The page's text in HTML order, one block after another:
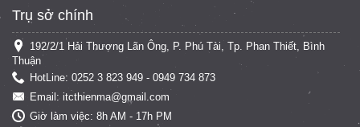
Trụ sở chính
192/2/1 Hải Thượng Lãn Ông, P. Phú Tài, Tp. Phan Thiết, Bình
Thuận
HotLine: 0252 3 823 949 - 0949 734 873
Email: itcthienma@gmail.com
Giờ làm việc: 8h AM - 17h PM